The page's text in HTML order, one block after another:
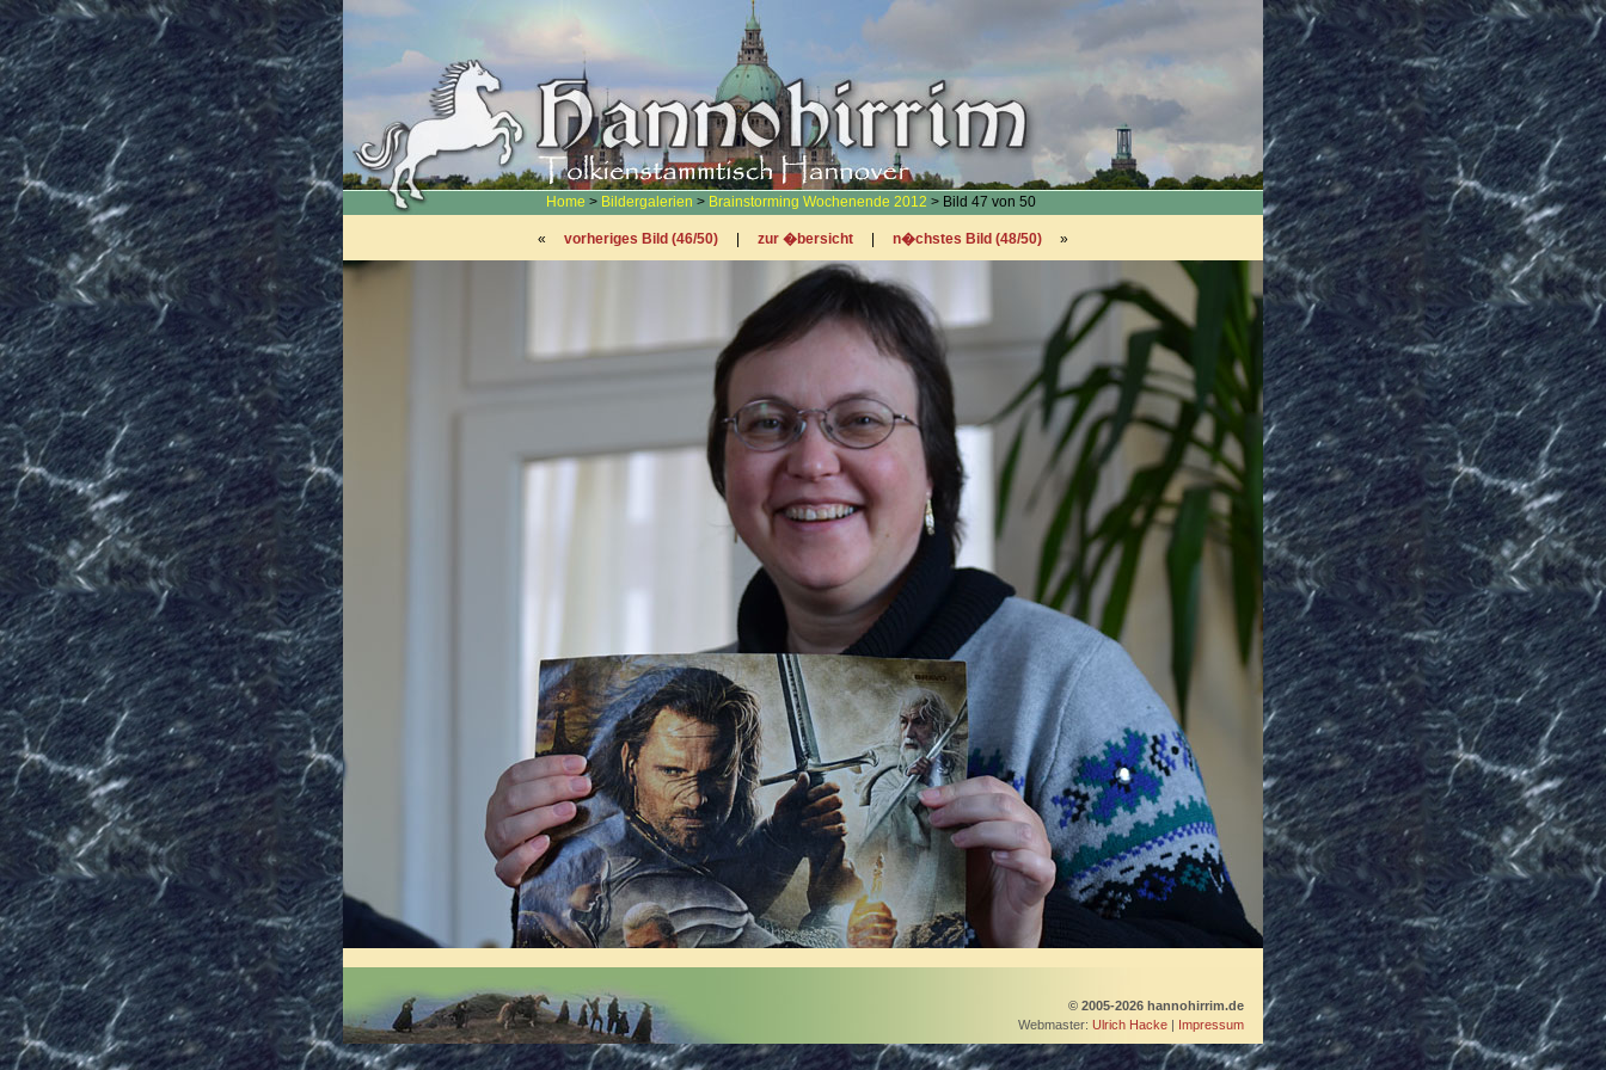
Home > Bildergalerien > Brainstorming Wochenende 2012 > Bild 47 von 50
« vorheriges Bild (46/50) zur �bersicht n�chstes Bild (48/50) »
© 2005-2026 hannohirrim.de
Webmaster: Ulrich Hacke | Impressum